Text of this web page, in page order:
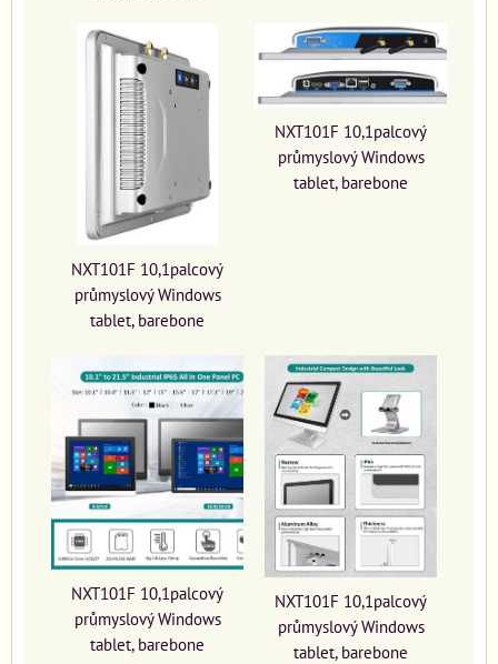
NXT101F 10,1palcový
průmyslový Windows
tablet, barebone
NXT101F 10,1palcový
průmyslový Windows
tablet, barebone
NXT101F 10,1palcový
průmyslový Windows
tablet, barebone
NXT101F 10,1palcový
průmyslový Windows
tablet, barebone